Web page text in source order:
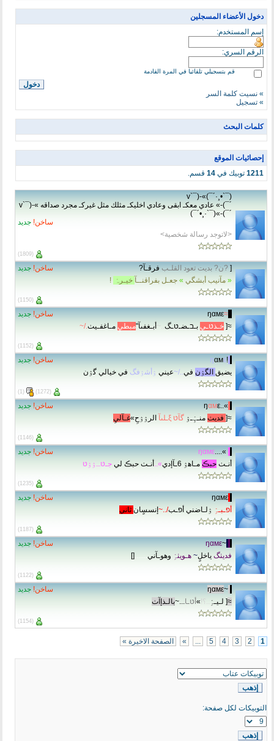
دخول الأعضاء المسجلين
إسم المستخدم:
الرقم السري:
قم بتسجيلي تلقائيا في المرة القادمة
»نسيت كلمة السر
»تسجيل
كلمات البحث
إحصائيات الموقع
1211 توبيك في14 قسم.
(¯`•¸·´¯)»-(¯`v
´¯)-» عادي معكـ ابقى وعادي اخليكـ مثلك مثل غيركـ مجرد صداقه »-(¯`v
´¯)-»(¯`·¸•´¯)
ساخن! جديد
<لاتوجد رسالة شخصية>
(1809)
[?ن? بديت تعود القلـب فرقـآ? ساخن! جديد
« مآنيب أبشگي » جعـل بفراقنــآ خيـرہْ !
(1150)
..
≈
ŋαмε ساخن! جديد
≈[خـذטּـي بـבـضـטּـگ..~ أبـغفىآ"مبطيٍ مـاغفـيٺ./~
(1152)
.
!
ŋαмε ساخن! جديد
يضيق الگۉن في../~عيني ۉأشۉفگ في خيالي گۉن
(1272)
(1)
.
»..ŋ
αмε ساخن! جديد
≈[ فديٺ منـہِْـۉ گآטּ ξـلىآ الرۉۉحِ»غـآليِ
(1146)
.
»....
ŋαмε ساخن! جديد
أنـٺحبڪ مـاهۉ 6ـآإدي ».. أنـٺ حبڪ ليجـטּـۉۉטּ
(1235)
.
ŋαмε ساخن! جديد
أפـبـہِْ ۉلـاضني أפـب/..~ إنسسٍان ثاني
(1187)
.
~
ŋαмε ساخن! جديد
فديٺگ ياخلٍ~ هـويٺہِْ وهوـآني.......
[]
(1122)
.
~
ŋαмε ساخن! جديد
≈[ لـيـہِْ ..؟!» أטּـا...~بالـذإآٺ
(1154)
1
4
5
...
» الصفحة الاخيرة »
التوبيكات لكل صفحة: